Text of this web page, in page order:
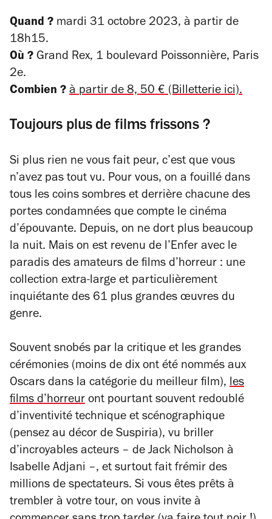
Quand ? mardi 31 octobre 2023, à partir de
18h15.
Où ? Grand Rex, 1 boulevard Poissonnière, Paris
2e.
Combien ? à partir de 8, 50 € (Billetterie ici).
Toujours plus de films frissons ?
Si plus rien ne vous fait peur, c’est que vous
n’avez pas tout vu. Pour vous, on a fouillé dans
tous les coins sombres et derrière chacune des
portes condamnées que compte le cinéma
d’épouvante. Depuis, on ne dort plus beaucoup
la nuit. Mais on est revenu de l’Enfer avec le
paradis des amateurs de films d’horreur : une
collection extra-large et particulièrement
inquiétante des 61 plus grandes œuvres du
genre.
Souvent snobés par la critique et les grandes
cérémonies (moins de dix ont été nommés aux
Oscars dans la catégorie du meilleur film), les
films d’horreur ont pourtant souvent redoublé
d’inventivité technique et scénographique
(pensez au décor de Suspiria), vu briller
d’incroyables acteurs – de Jack Nicholson à
Isabelle Adjani –, et surtout fait frémir des
millions de spectateurs. Si vous êtes prêts à
trembler à votre tour, on vous invite à